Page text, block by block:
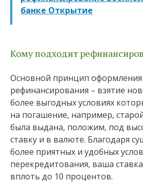
банке Открытие
Кому подходит
Основной принцип оформления
рефинансирования – взятие
более выгодных условиях
на погашение, например,
была выдана, положим, под
ставку и в валюте. Благодаря
более приятных и удобных
перекредитования, ваша
вплоть до 10 процентов.